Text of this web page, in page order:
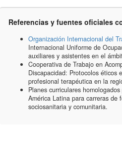
Referencias y fuentes oficiales
Organización Internacional del
Internacional Uniforme de
auxiliares y asistentes en el
Cooperativa de Trabajo en
Discapacidad: Protocolos éticos
profesional terapéutica en la
Planes curriculares
América Latina para carreras de
sociosanitaria y comunitaria.